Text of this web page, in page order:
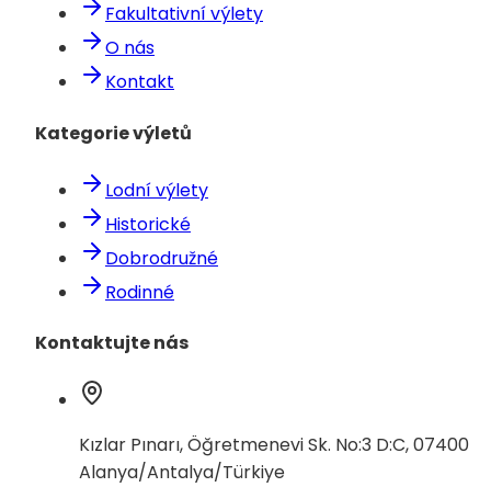
Fakultativní výlety
O nás
Kontakt
Kategorie výletů
Lodní výlety
Historické
Dobrodružné
Rodinné
Kontaktujte nás
Kızlar Pınarı, Öğretmenevi Sk. No:3 D:C, 07400
Alanya/Antalya/Türkiye